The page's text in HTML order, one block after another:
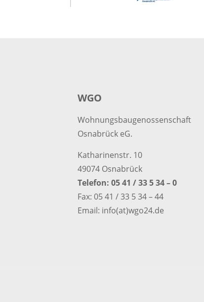
WGO
Wohnungsbaugenossenschaft
Osnabrück eG.
Katharinenstr. 10
49074 Osnabrück
Telefon: 05 41 / 33 5 34 – 0
Fax: 05 41 / 33 5 34 – 44
Email: info(at)wgo24.de